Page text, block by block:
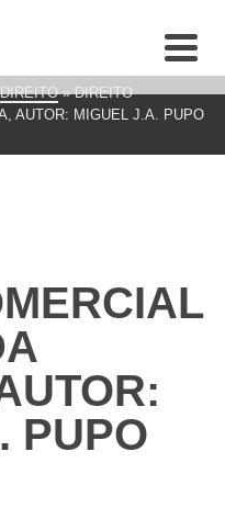
DIREITO » DIREITO
AUTOR: MIGUEL J.A. PUPO
PUPO